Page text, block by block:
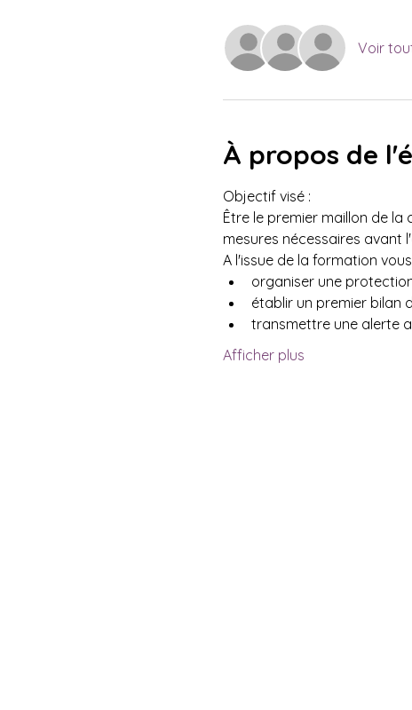
Voir
À propos de
Objectif visé :
Être le premier maillon de
mesures nécessaires avant
A l'issue de la formation
organiser une
établir un premier bilan
transmettre une alerte
Afficher plus